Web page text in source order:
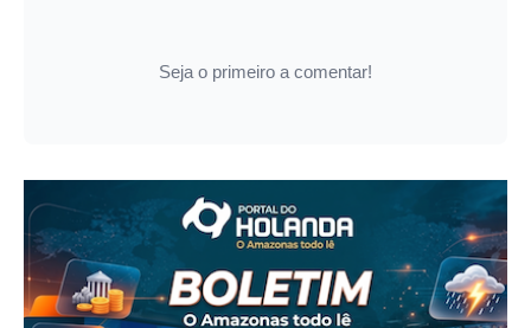
Seja o primeiro a comentar!